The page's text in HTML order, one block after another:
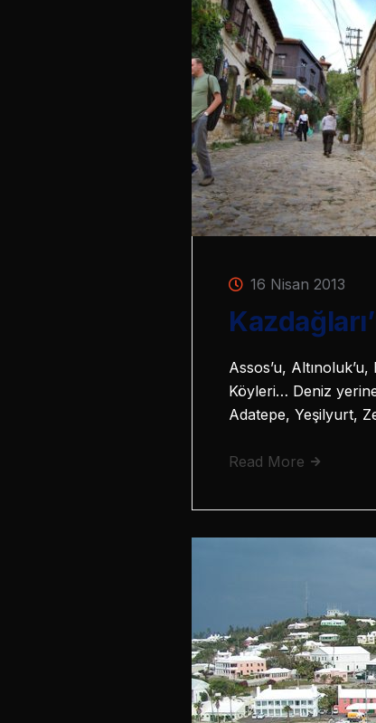
16 Nisan 2013
Assos’u,
Köyleri… Deniz
Adatepe, Yeşilyurt,
Read More